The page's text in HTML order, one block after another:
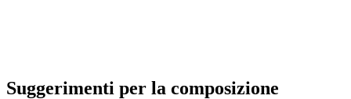
Suggerimenti per la composizione